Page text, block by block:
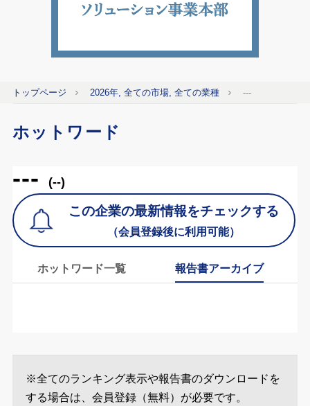
トップページ 2026年, 全ての市場, 全ての業種 ---
ホットワード
--- (--)
この企業の最新情報をチェックする
（会員登録後に利用可能）
ホットワード一覧 報告書アーカイブ
※全てのランキング表示や報告書のダウンロードを
する場合は、会員登録（無料）が必要です。